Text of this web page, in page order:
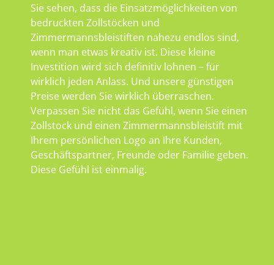
Sie sehen, dass die Einsatzmöglichkeiten von
bedruckten Zollstöcken und
Zimmermannsbleistiften nahezu endlos sind,
wenn man etwas kreativ ist. Diese kleine
Investition wird sich definitiv lohnen – für
wirklich jeden Anlass. Und unsere günstigen
Preise werden Sie wirklich überraschen.
Verpassen Sie nicht das Gefühl, wenn Sie einen
Zollstock und einen Zimmermannsbleistift mit
Ihrem persönlichen Logo an Ihre Kunden,
Geschäftspartner, Freunde oder Familie geben.
Diese Gefühl ist einmalig.